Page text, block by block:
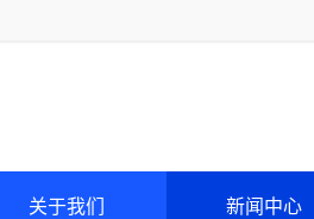
关于我们 新闻中心